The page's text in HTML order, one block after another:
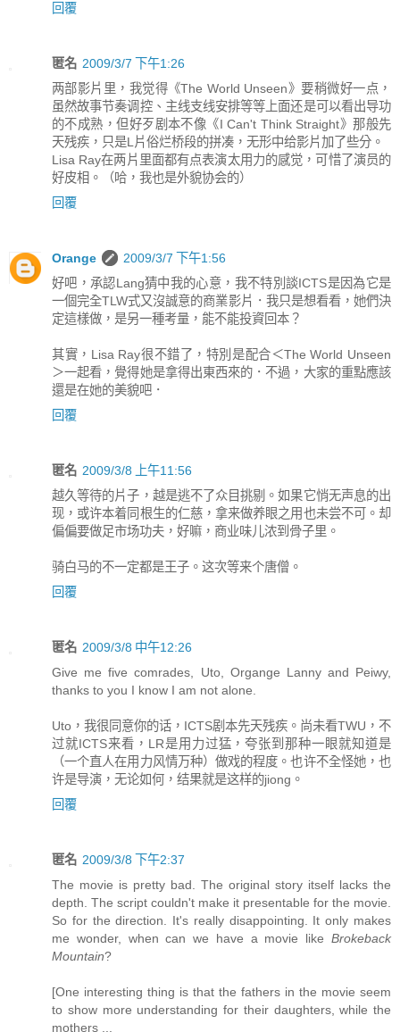
回覆
匿名 2009/3/7 下午1:26
两部影片里，我觉得《The World Unseen》要稍微好一点，
虽然故事节奏调控、主线支线安排等等上面还是可以看出导功
的不成熟，但好歹剧本不像《I Can't Think Straight》那般先
天残疾，只是L片俗烂桥段的拼凑，无形中给影片加了些分。
Lisa Ray在两片里面都有点表演太用力的感觉，可惜了演员的
好皮相。（哈，我也是外貌协会的）
回覆
Orange
2009/3/7 下午1:56
好吧，承認Lang猜中我的心意，我不特別談ICTS是因為它是
一個完全TLW式又沒誠意的商業影片．我只是想看看，她們決
定這樣做，是另一種考量，能不能投資回本？
其實，Lisa Ray很不錯了，特別是配合＜The World Unseen
＞一起看，覺得她是拿得出東西來的．不過，大家的重點應該
還是在她的美貌吧．
回覆
匿名 2009/3/8 上午11:56
越久等待的片子，越是逃不了众目挑剔。如果它悄无声息的出
现，或许本着同根生的仁慈，拿来做养眼之用也未尝不可。却
偏偏要做足市场功夫，好嘛，商业味儿浓到骨子里。
骑白马的不一定都是王子。这次等来个唐僧。
回覆
匿名 2009/3/8 中午12:26
Give me five comrades, Uto, Organge Lanny and Peiwy,
thanks to you I know I am not alone.
Uto，我很同意你的话，ICTS剧本先天残疾。尚未看TWU，不
过就ICTS来看，LR是用力过猛，夸张到那种一眼就知道是
（一个直人在用力风情万种）做戏的程度。也许不全怪她，也
许是导演，无论如何，结果就是这样的jiong。
回覆
匿名 2009/3/8 下午2:37
The movie is pretty bad. The original story itself lacks the
depth. The script couldn't make it presentable for the movie.
So for the direction. It's really disappointing. It only makes
me wonder, when can we have a movie like Brokeback
Mountain?
[One interesting thing is that the fathers in the movie seem
to show more understanding for their daughters, while the
mothers ...